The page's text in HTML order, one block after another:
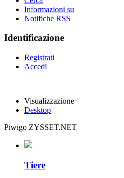
Informazioni su
Notifiche RSS
Identificazione
Registrati
Accedi
Visualizzazione
Desktop
Piwigo ZYSSET.NET
Tiere